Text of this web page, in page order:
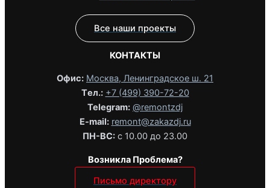
Все наши проекты
КОНТАКТЫ
Офис: Москва, Ленинградское ш. 21
Tел.: +7 (499) 390-72-20
Telegram: @remontzdj‬
E-mail: remont@zakazdj.ru
ПН-ВС: с 10.00 до 23.00
Возникла Проблема?
Письмо директору